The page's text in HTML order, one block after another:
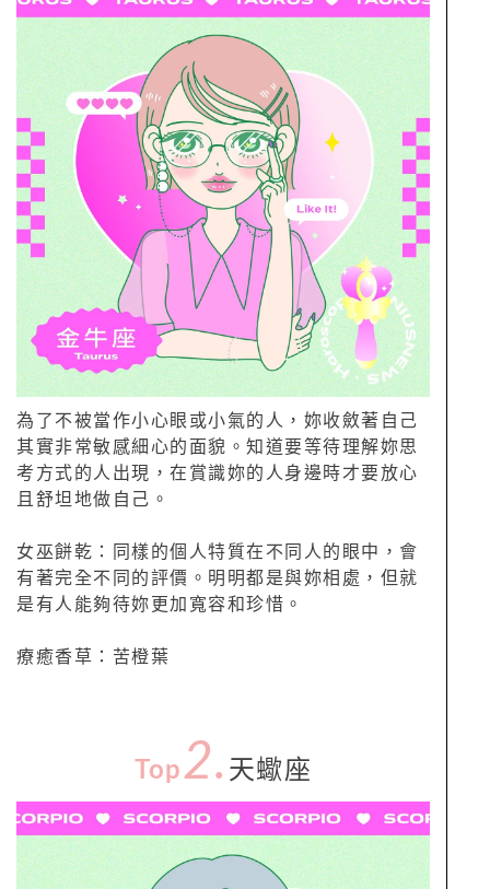
為了不被當作小心眼或小氣的人，妳收斂著自己
其實非常敏感細心的面貌。知道要等待理解妳思
考方式的人出現，在賞識妳的人身邊時才要放心
且舒坦地做自己。
女巫餅乾：同樣的個人特質在不同人的眼中，會
有著完全不同的評價。明明都是與妳相處，但就
是有人能夠待妳更加寬容和珍惜。
療癒香草：苦橙葉
Top2. 天蠍座